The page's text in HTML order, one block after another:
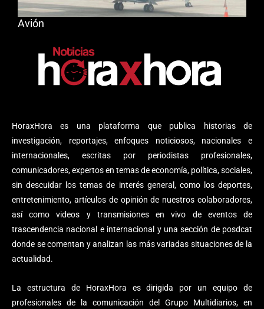
HoraxHora es una plataforma que publica historias de
investigación, reportajes, enfoques noticiosos, nacionales e
internacionales, escritas por periodistas profesionales,
comunicadores, expertos en temas de economía, política, sociales,
sin descuidar los temas de interés general, como los deportes,
entretenimiento, artículos de opinión de nuestros colaboradores,
así como videos y transmisiones en vivo de eventos de
trascendencia nacional e internacional y una sección de posdcat
donde se comentan y analizan las más variadas situaciones de la
actualidad.
La estructura de HoraxHora es dirigida por un equipo de
profesionales de la comunicación del Grupo Multidiarios, en
Avión